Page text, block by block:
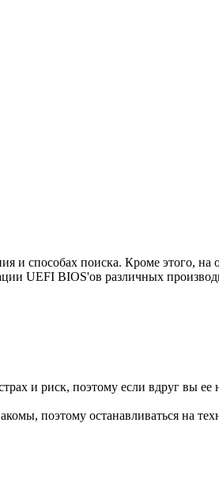
и способах поиска. Кроме этого, на
UEFI BIOS'ов различных
и риск, поэтому если вдруг вы
поэтому останавливаться на